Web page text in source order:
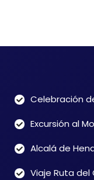
Celebración
Excursión al
Alcalá de
Viaje Ruta del